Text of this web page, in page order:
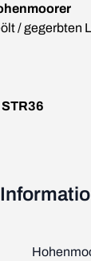
/ gegerbten
STR36